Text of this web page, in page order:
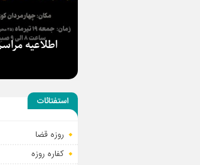
اطلاعیه
استفتائات
روزه قضا
کفاره روزه